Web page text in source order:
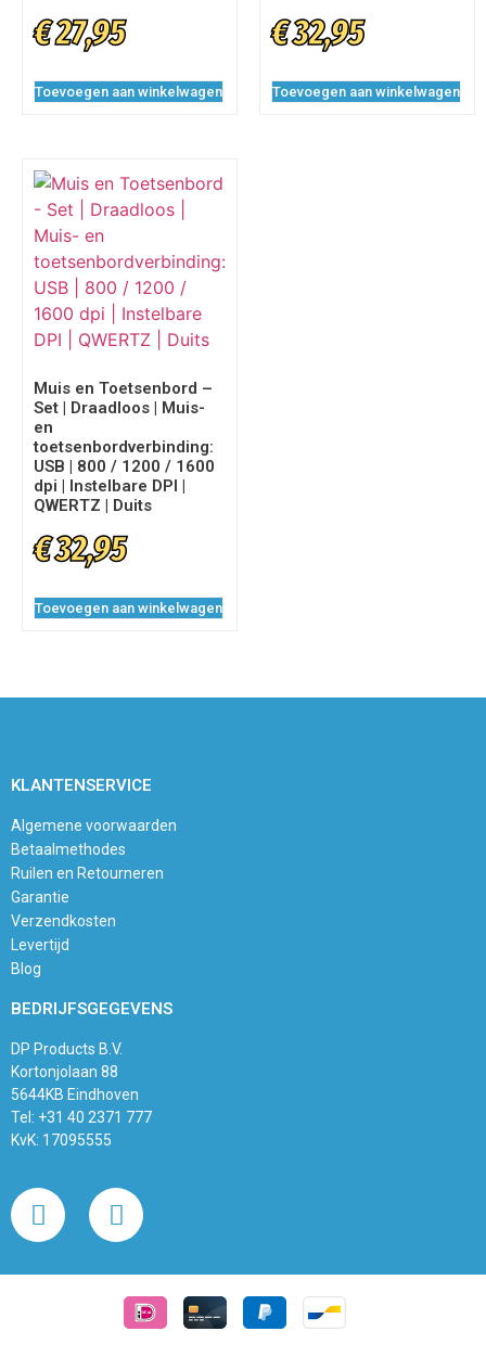
€27,95
Toevoegen aan winkelwagen
€32,95
Toevoegen aan winkelwagen
Muis en Toetsenbord –
Set | Draadloos | Muis-
en
toetsenbordverbinding:
USB | 800 / 1200 / 1600
dpi | Instelbare DPI |
QWERTZ | Duits
€32,95
Toevoegen aan winkelwagen
KLANTENSERVICE
Algemene voorwaarden
Betaalmethodes
Ruilen en Retourneren
Garantie
Verzendkosten
Levertijd
Blog
BEDRIJFSGEGEVENS
DP Products B.V.
Kortonjolaan 88
5644KB Eindhoven
Tel: +31 40 2371 777
KvK: 17095555